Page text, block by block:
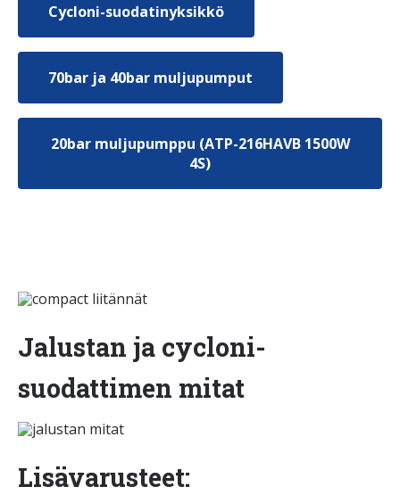
Cycloni-suodatinyksikkö
70bar ja 40bar muljupumput
20bar muljupumppu (ATP-216HAVB 1500W
4S)
Jalustan ja cycloni-
suodattimen mitat
Lisävarusteet: